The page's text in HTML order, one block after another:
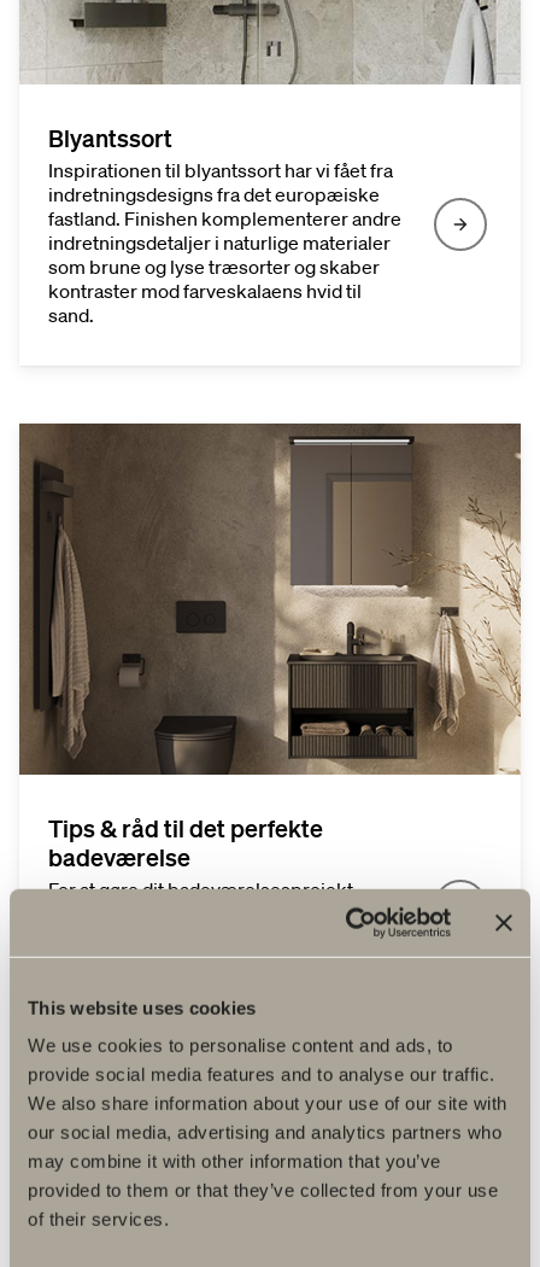
This website uses cookies
We use cookies to personalise content and ads, to
provide social media features and to analyse our traffic.
We also share information about your use of our site with
our social media, advertising and analytics partners who
may combine it with other information that you’ve
provided to them or that they’ve collected from your use
of their services.
Blyantssort
Inspirationen til blyantssort har vi fået fra
indretningsdesigns fra det europæiske
fastland. Finishen komplementerer andre
indretningsdetaljer i naturlige materialer
som brune og lyse træsorter og skaber
kontraster mod farveskalaens hvid til
sand.
Tips & råd til det perfekte
badeværelse
For at gøre dit badeværelsesprojekt
enklere har vi hos Svedbergs samlet
bruge til at skabe dit